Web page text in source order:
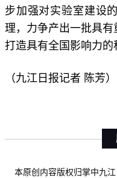
步加强对实验室建设
理，力争产出一批具
打造具有全国影响力的
（九江日报记者 陈芳）
本原创内容版权归掌中九